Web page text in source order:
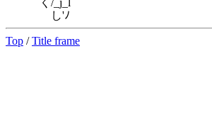
く/_j_lゝ
し'ﾉ
Top /Title frame